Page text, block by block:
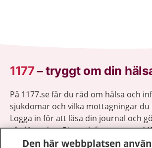
1177–tryggt om din
På 1177.se får du råd om hälsa och
sjukdomar och vilka mottagningar du
Logga in för att läsa din journal och
vårdärenden. Ring telefonnummer
sjukvårdsrådgivning dygnet runt.
Den här webbplatsen